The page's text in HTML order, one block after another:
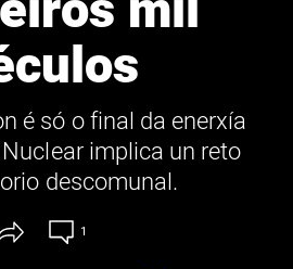
é só o final da enerxía
implica un reto
descomunal.
1